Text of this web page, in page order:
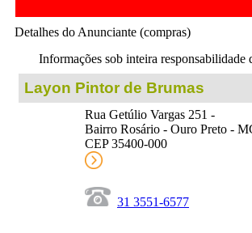
Detalhes do Anunciante (compras)
Informações sob inteira responsabilidade
Layon Pintor de Brumas
Rua Getúlio Vargas 251 -
Bairro Rosário - Ouro Preto -
CEP 35400-000
31 3551-6577